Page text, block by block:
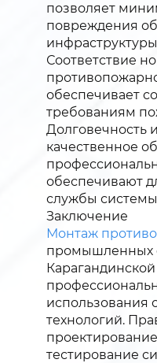
позволяет
повреждения
Соответствие
обеспечивает
требованиям
Долговечность
качественное
обеспечивают
службы
Заключение
Монтаж
промышленных
использования
технологий.
тестирование